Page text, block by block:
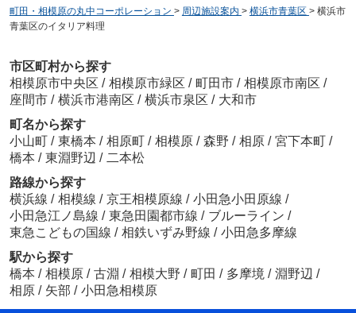
町田・相模原の丸中コーポレーション > 周辺施設案内 > 横浜市青葉区 > 横浜市
青葉区のイタリア料理
市区町村から探す
相模原市中央区 / 相模原市緑区 / 町田市 / 相模原市南区 /
座間市 / 横浜市港南区 / 横浜市泉区 / 大和市
町名から探す
小山町 / 東橋本 / 相原町 / 相模原 / 森野 / 相原 / 宮下本町 /
橋本 / 東淵野辺 / 二本松
路線から探す
横浜線 / 相模線 / 京王相模原線 / 小田急小田原線 /
小田急江ノ島線 / 東急田園都市線 / ブルーライン /
東急こどもの国線 / 相鉄いずみ野線 / 小田急多摩線
駅から探す
橋本 / 相模原 / 古淵 / 相模大野 / 町田 / 多摩境 / 淵野辺 /
相原 / 矢部 / 小田急相模原